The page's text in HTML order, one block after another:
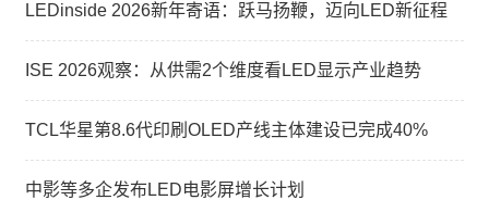
LEDinside 2026新年寄语：跃马扬鞭，迈向LED新征程
ISE 2026观察：从供需2个维度看LED显示产业趋势
TCL华星第8.6代印刷OLED产线主体建设已完成40%
中影等多企发布LED电影屏增长计划